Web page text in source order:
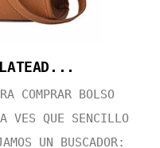
COMPRAR BOLSO
VES QUE SENCILLO
UN BUSCADOR: